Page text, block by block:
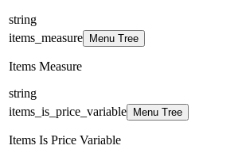
string
items_measure
Menu Tree
Items Measure
string
items_is_price_variable
Menu Tree
Items Is Price Variable